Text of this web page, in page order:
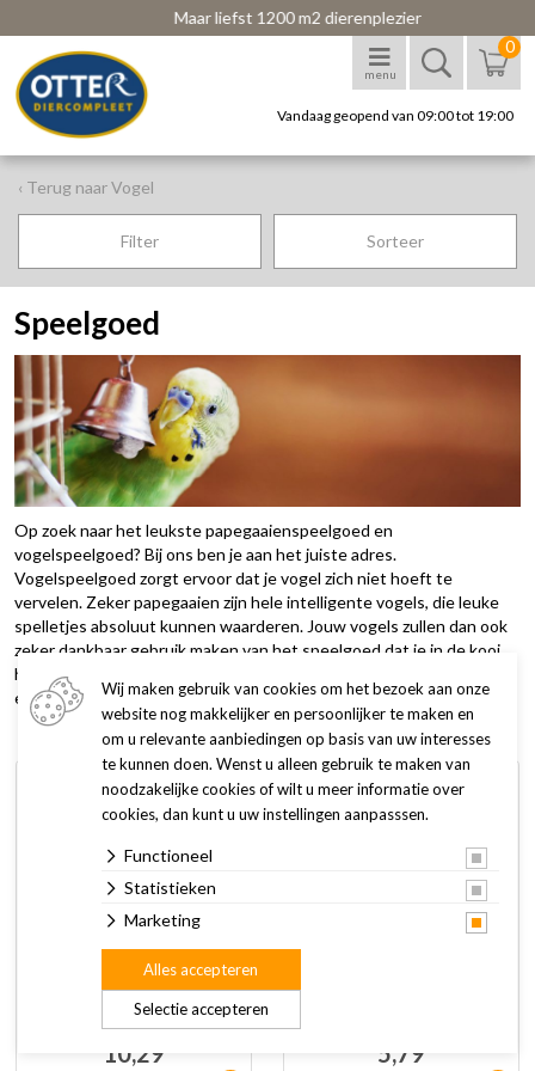
Maar liefst 1200 m2 dierenplezier
menu
0
Vandaag geopend van 09:00 tot 19:00
‹ Terug naar Vogel
Filter Sorteer
Speelgoed
Op zoek naar het leukste papegaaienspeelgoed en
vogelspeelgoed? Bij ons ben je aan het juiste adres.
Vogelspeelgoed zorgt ervoor dat je vogel zich niet hoeft te
vervelen. Zeker papegaaien zijn hele intelligente vogels, die leuke
spelletjes absoluut kunnen waarderen. Jouw vogels zullen dan ook
zeker dankbaar gebruik maken van het speelgoed dat je in de kooi
hangt. Ook zorgt vogelspeelgoed ervoor dat je vogelkooi of volière
er vrolijk en fleurig uitziet.
Beeztees Houten
agapornide speeltouw
10,29 5,79
Wij maken gebruik van cookies om het bezoek aan onze
website nog makkelijker en persoonlijker te maken en
om u relevante aanbiedingen op basis van uw interesses
te kunnen doen. Wenst u alleen gebruik te maken van
noodzakelijke cookies of wilt u meer informatie over
cookies, dan kunt u uw instellingen aanpasssen.
Functioneel
Statistieken
Marketing
Selectie accepteren
Alles accepteren